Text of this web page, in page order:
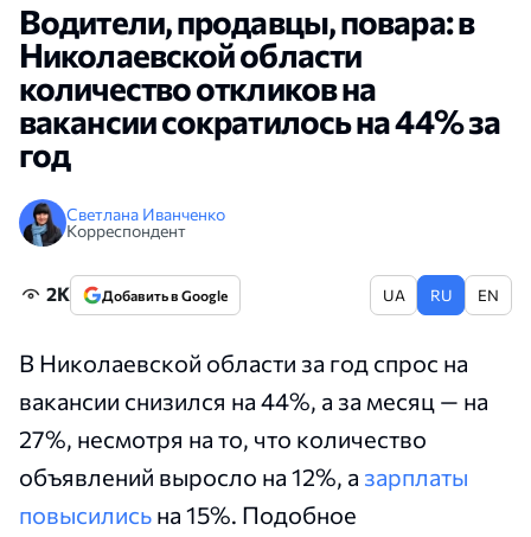
Водители, продавцы, повара: в
Николаевской области
количество откликов на
вакансии сократилось на 44% за
год
Светлана Иванченко
Корреспондент
2K Добавить в Google UA RU EN
В Николаевской области за год спрос на
вакансии снизился на 44%, а за месяц — на
27%, несмотря на то, что количество
объявлений выросло на 12%, а зарплаты
повысились на 15%. Подобное